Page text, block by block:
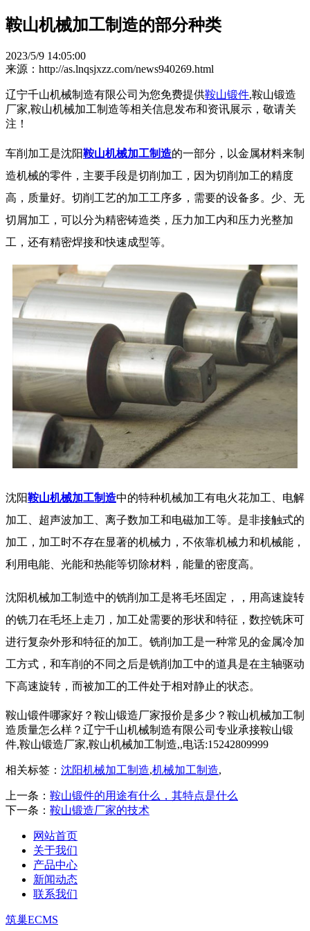
鞍山机械加工制造的部分种类
2023/5/9 14:05:00
来源：http://as.lnqsjxzz.com/news940269.html
辽宁千山机械制造有限公司为您免费提供鞍山锻件,鞍山锻造
厂家,鞍山机械加工制造等相关信息发布和资讯展示，敬请关
注！
车削加工是沈阳鞍山机械加工制造的一部分，以金属材料来制
造机械的零件，主要手段是切削加工，因为切削加工的精度
高，质量好。切削工艺的加工工序多，需要的设备多。少、无
切屑加工，可以分为精密铸造类，压力加工内和压力光整加
工，还有精密焊接和快速成型等。
沈阳鞍山机械加工制造中的特种机械加工有电火花加工、电解
加工、超声波加工、离子数加工和电磁加工等。是非接触式的
加工，加工时不存在显著的机械力，不依靠机械力和机械能，
利用电能、光能和热能等切除材料，能量的密度高。
沈阳机械加工制造中的铣削加工是将毛坯固定，，用高速旋转
的铣刀在毛坯上走刀，加工处需要的形状和特征，数控铣床可
进行复杂外形和特征的加工。铣削加工是一种常见的金属冷加
工方式，和车削的不同之后是铣削加工中的道具是在主轴驱动
下高速旋转，而被加工的工件处于相对静止的状态。
鞍山锻件哪家好？鞍山锻造厂家报价是多少？鞍山机械加工制
造质量怎么样？辽宁千山机械制造有限公司专业承接鞍山锻
件,鞍山锻造厂家,鞍山机械加工制造,,电话:15242809999
相关标签： 沈阳机械加工制造,机械加工制造,
上一条： 鞍山锻件的用途有什么，其特点是什么
下一条： 鞍山锻造厂家的技术
网站首页
关于我们
产品中心
新闻动态
联系我们
筑巢ECMS